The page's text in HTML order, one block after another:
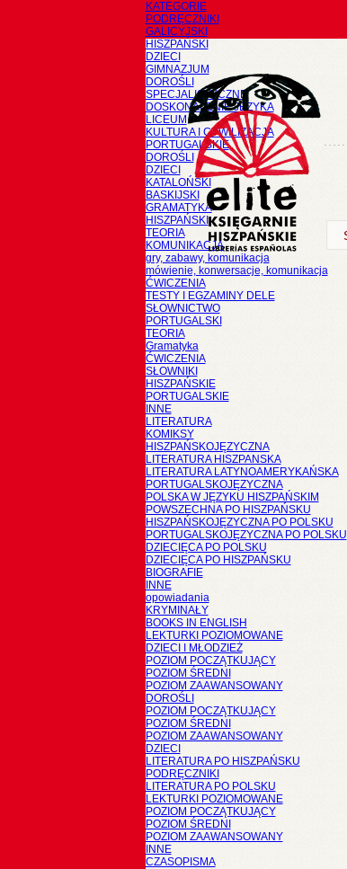
KATEGORIE
PODRĘCZNIKI
GALICYJSKI
HISZPAŃSKI
DZIECI
GIMNAZJUM
DOROŚLI
SPECJALISTYCZNE
DOSKONALENIE JĘZYKA
LICEUM
KULTURA I CYWILIZACJA
PORTUGALSKIE
DOROŚLI
DZIECI
KATALOŃSKI
BASKIJSKI
GRAMATYKA
HISZPAŃSKI
TEORIA
KOMUNIKACJA
gry, zabawy, komunikacja
mówienie, konwersacje, komunikacja
ĆWICZENIA
TESTY I EGZAMINY DELE
SŁOWNICTWO
PORTUGALSKI
TEORIA
Gramatyka
ĆWICZENIA
SŁOWNIKI
HISZPAŃSKIE
PORTUGALSKIE
INNE
LITERATURA
KOMIKSY
HISZPAŃSKOJĘZYCZNA
LITERATURA HISZPANSKA
LITERATURA LATYNOAMERYKAŃSKA
PORTUGALSKOJĘZYCZNA
POLSKA W JĘZYKU HISZPAŃSKIM
POWSZECHNA PO HISZPAŃSKU
HISZPAŃSKOJĘZYCZNA PO POLSKU
PORTUGALSKOJĘZYCZNA PO POLSKU
DZIECIĘCA PO POLSKU
DZIECIĘCA PO HISZPAŃSKU
BIOGRAFIE
INNE
opowiadania
KRYMINAŁY
BOOKS IN ENGLISH
LEKTURKI POZIOMOWANE
DZIECI I MŁODZIEŻ
POZIOM POCZĄTKUJĄCY
POZIOM ŚREDNI
POZIOM ZAAWANSOWANY
DOROŚLI
POZIOM POCZĄTKUJĄCY
POZIOM ŚREDNI
POZIOM ZAAWANSOWANY
DZIECI
LITERATURA PO HISZPAŃSKU
PODRĘCZNIKI
LITERATURA PO POLSKU
LEKTURKI POZIOMOWANE
POZIOM POCZĄTKUJĄCY
POZIOM ŚREDNI
POZIOM ZAAWANSOWANY
INNE
CZASOPISMA